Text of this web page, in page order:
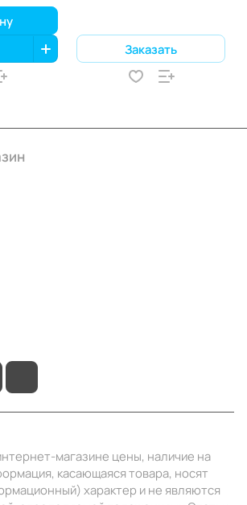
Заказать
магазине цены, наличие на
касающаяся товара, носят
характер и не являются